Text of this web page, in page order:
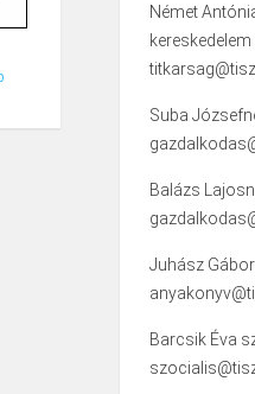
Német
kereskedelem
Suba
Balázs
Juhász
Barcsik Éva